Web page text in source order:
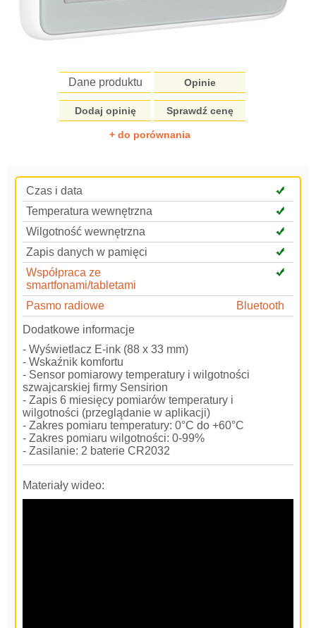
Dane produktu Opinie
Dodaj opinię Sprawdź cenę
+ do porównania
Czas i data
Temperatura wewnętrzna
Wilgotność wewnętrzna
Zapis danych w pamięci
Współpraca ze
smartfonami/tabletami
Pasmo radiowe
Bluetooth
Dodatkowe informacje
- Wyświetlacz E-ink (88 x 33 mm)
- Wskaźnik komfortu
- Sensor pomiarowy temperatury i wilgotności
szwajcarskiej firmy Sensirion
- Zapis 6 miesięcy pomiarów temperatury i
wilgotności (przeglądanie w aplikacji)
- Zakres pomiaru temperatury: 0°C do +60°C
- Zakres pomiaru wilgotności: 0-99%
- Zasilanie: 2 baterie CR2032
Materiały wideo: